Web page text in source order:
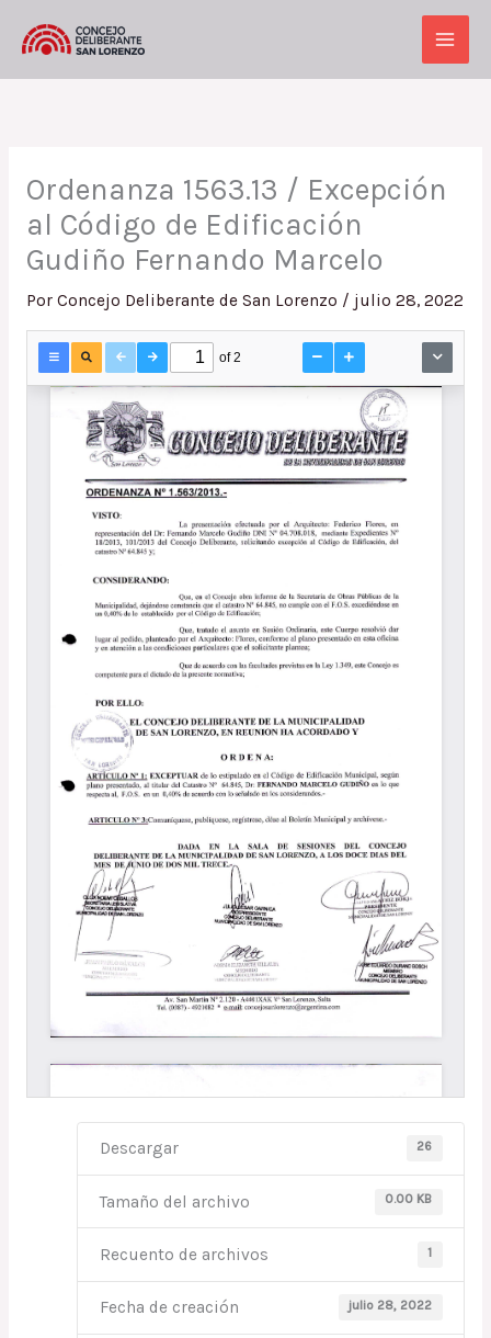
Main
Ordenanza 1563.13 / Excepción
al Código de Edificación
Gudiño Fernando Marcelo
Por Concejo Deliberante de San Lorenzo / julio 28, 2022
Descargar 26
Tamaño del archivo 0.00 KB
Recuento de archivos 1
Fecha de creación julio 28, 2022